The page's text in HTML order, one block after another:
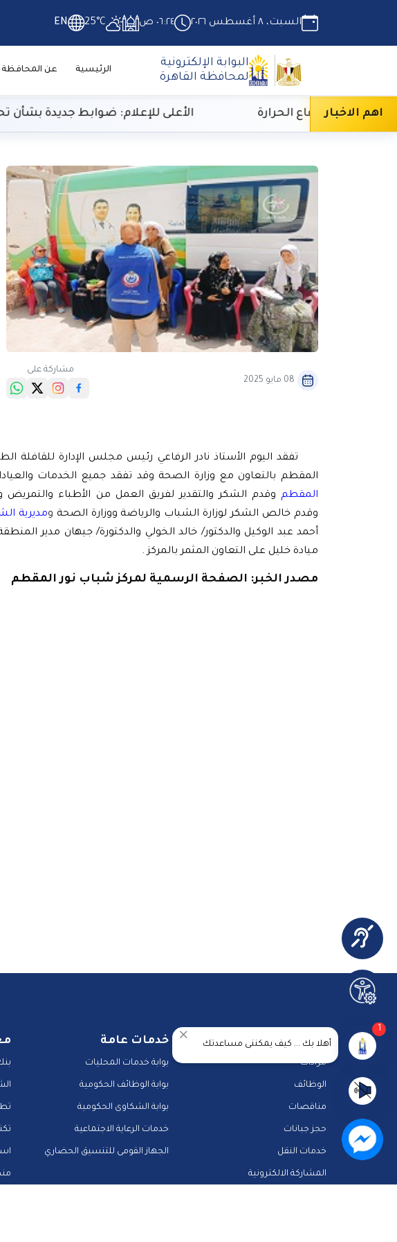
السبت، ٨ أغسطس ٢٠٢٦ ٠٦:٢٤ ص 25°C
EN
البوابة الإلكترونية
لمحافظة القاهرة
الرئيسية عن المحافظة
اهم الاخبار
لارتفاع الحرارة الأعلى للإعلام: ضوابط جديدة بشأن تحليل
08 مايو 2025
مشاركة على
تفقد اليوم الأستاذ نادر الرفاعي رئيس مجلس الإدارة للقافلة
المقطم بالتعاون مع وزارة الصحة وقد تفقد جميع الخدمات
المقطم وقدم الشكر والتقدير لفريق العمل من الأطباء والتمريض
وقدم خالص الشكر لوزارة الشباب والرياضة ووزارة الصحة ومديرية
أحمد عبد الوكيل والدكتور/ خالد الخولي والدكتورة/ جيهان مدير
ميادة خليل على التعاون المثمر بالمركز .
مصدر الخبر: الصفحة الرسمية لمركز شباب نور المقطم
خدمات المحافظة
مزادات
الوظائف
مناقصات
حجز جبانات
خدمات النقل
المشاركة الالكترونية
خدمات عامة
بوابة خدمات المحليات
بوابة الوظائف الحكومية
بوابة الشكاوى الحكومية
خدمات الرعاية الاجتماعية
الجهاز القومى للتنسيق الحضاري
أهلا بك ... كيف يمكننى مساعدتك
1